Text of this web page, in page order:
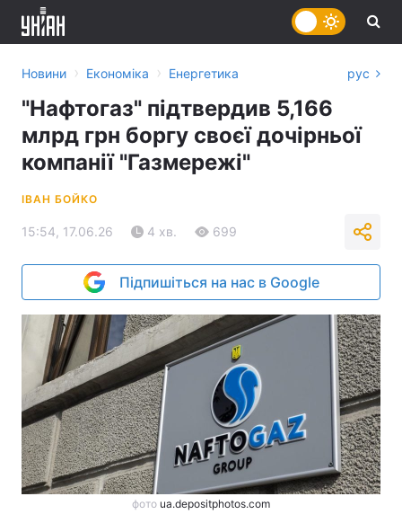
Новини › Економіка › Енергетика рус
"Нафтогаз" підтвердив 5,166
млрд грн боргу своєї дочірньої
компанії "Газмережі"
ІВАН БОЙКО
15:54, 17.06.26 4 хв. 699
Підпишіться на нас в Google
фото ua.depositphotos.com